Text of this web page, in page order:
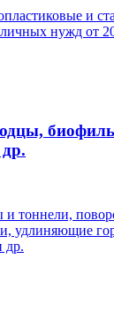
и
нужд от
тоннели,
удлиняющие
др.